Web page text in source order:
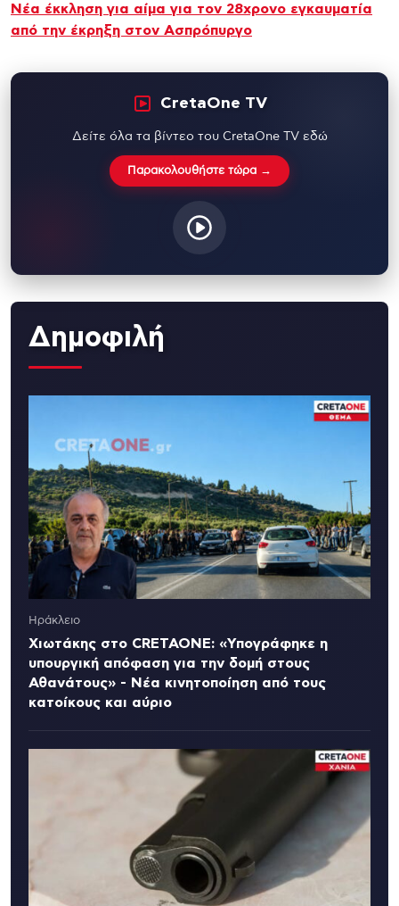
Νέα έκκληση για αίμα για τον 28χρονο εγκαυματία
από την έκρηξη στον Ασπρόπυργο
CretaOne TV
Δείτε όλα τα βίντεο του CretaOne TV εδώ
Παρακολουθήστε τώρα →
Δημοφιλή
Ηράκλειο
Χιωτάκης στο CRETAONE: «Υπογράφηκε η
υπουργική απόφαση για την δομή στους
Αθανάτους» - Νέα κινητοποίηση από τους
κατοίκους και αύριο